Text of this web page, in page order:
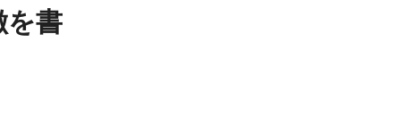
書